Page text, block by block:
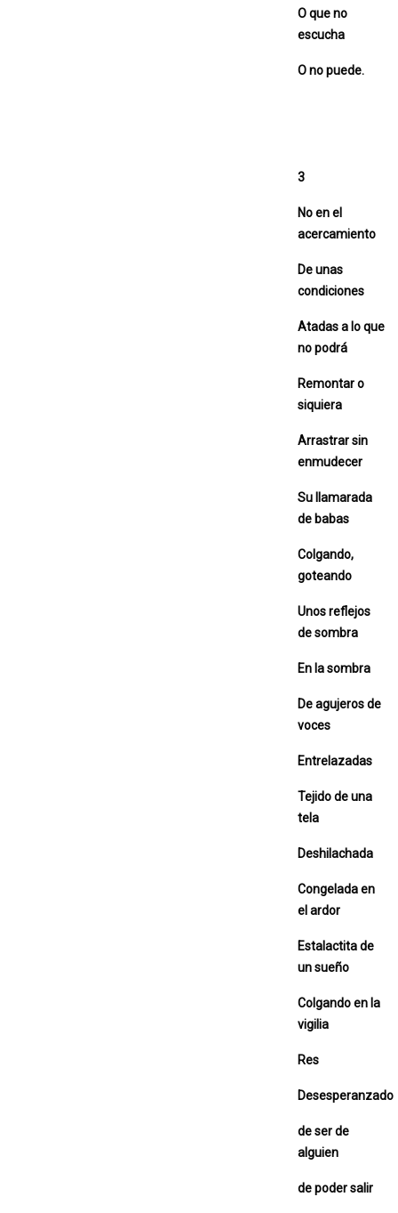
O que no
escucha
O no puede.
3
No en el
acercamiento
De unas
condiciones
Atadas a lo que
no podrá
Remontar o
siquiera
Arrastrar sin
enmudecer
Su llamarada
de babas
Colgando,
goteando
Unos reflejos
de sombra
En la sombra
De agujeros de
voces
Entrelazadas
Tejido de una
tela
Deshilachada
Congelada en
el ardor
Estalactita de
un sueño
Colgando en la
vigilia
Res
Desesperanzado
de ser de
alguien
de poder salir